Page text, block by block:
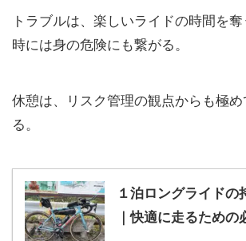
トラブルは、楽しいライドの時間を奪
時には身の危険にも繋がる。
休憩は、リスク管理の観点からも極
る。
１泊ロングライドの
｜快適に走るための